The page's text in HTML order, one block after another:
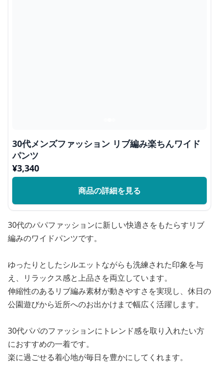
30代メンズファッション リブ編み楽ちんワイド
パンツ
¥3,340
商品の詳細を見る
30代のパパファッションに新しい快適さをもたらすリブ
編みのワイドパンツです。
ゆったりとしたシルエットながらも洗練された印象を与
え、リラックス感と上品さを両立しています。
伸縮性のあるリブ編み素材が動きやすさを実現し、休日の
公園遊びから近所へのお出かけまで幅広く活躍します。
30代パパのファッションにトレンド感を取り入れたい方
におすすめの一着です。
楽に過ごせる着心地が毎日を豊かにしてくれます。